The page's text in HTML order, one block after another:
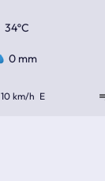
34ºC
0 mm
10 km/h E